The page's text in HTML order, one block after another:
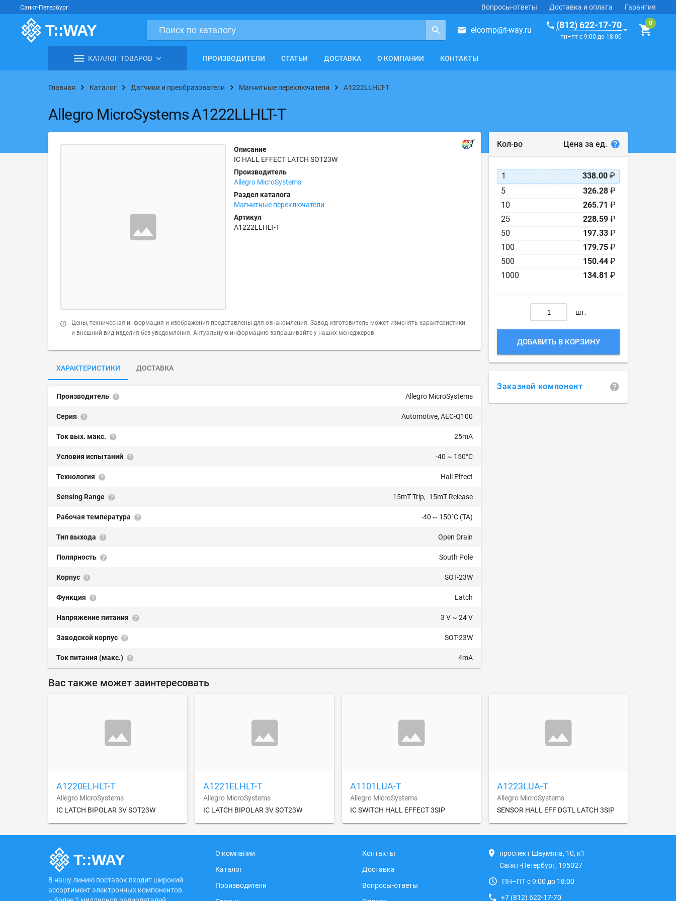
Санкт-Петербург Вопросы-ответы Доставка и оплата Гарантия
elcomp@t-way.ru (812) 622-17-70
пн–пт с 9:00 до 18:00
КАТАЛОГ ТОВАРОВ ПРОИЗВОДИТЕЛИ СТАТЬИ ДОСТАВКА О КОМПАНИИ КОНТАКТЫ
Главная Каталог Датчики и преобразователи Магнитные переключатели A1222LLHLT-T
Allegro MicroSystems A1222LLHLT-T
Описание
IC HALL EFFECT LATCH SOT23W
Производитель
Allegro MicroSystems
Раздел каталога
Магнитные переключатели
Артикул
A1222LLHLT-T
Цены, техническая информация и изображения представлены для ознакомления. Завод-изготовитель может изменять характеристики
и внешний вид изделия без уведомления. Актуальную информацию запрашивайте у наших менеджеров.
ХАРАКТЕРИСТИКИ ДОСТАВКА
Производитель Allegro MicroSystems
Серия Automotive, AEC-Q100
Ток вых. макс. 25mA
Условия испытаний -40 ~ 150°C
Технология Hall Effect
Sensing Range 15mT Trip, -15mT Release
Рабочая температура -40 ~ 150°C (TA)
Тип выхода Open Drain
Полярность South Pole
Корпус SOT-23W
Функция Latch
Напряжение питания 3 V ~ 24 V
Заводской корпус SOT-23W
Ток питания (макс.) 4mA
Кол-во Цена за ед.
1 338.00 ₽
5
326.28 ₽
10
265.71 ₽
25
228.59 ₽
50
197.33 ₽
100
179.75 ₽
500
150.44 ₽
1000
134.81 ₽
шт.
ДОБАВИТЬ В КОРЗИНУ
Заказной компонент
Вас также может заинтересовать
A1220ELHLT-T
Allegro MicroSystems
IC LATCH BIPOLAR 3V SOT23W
A1221ELHLT-T
Allegro MicroSystems
IC LATCH BIPOLAR 3V SOT23W
A1101LUA-T
Allegro MicroSystems
IC SWITCH HALL EFFECT 3SIP
A1223LUA-T
Allegro MicroSystems
SENSOR HALL EFF DGTL LATCH 3SIP
В нашу линию поставок входит широкий
ассортимент электронных компонентов
О компании
Каталог
Производители
Контакты
Доставка
Вопросы-ответы
проспект Шаумяна, 10, к1
Санкт-Петербург, 195027
ПН–ПТ с 9:00 до 18:00
+7 (812) 622-17-70